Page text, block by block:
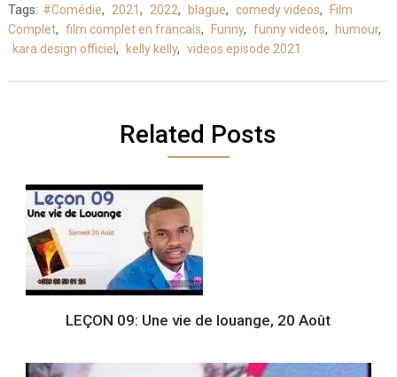
Tags: #Comédie, 2021 , 2022, blague, comedy videos,
Film
Complet, film complet en francais, Funny, funny videos, humour,
kara design officiel , kelly kelly, videos episode 2021
Related Posts
LEÇON 09: Une vie de louange, 20 Août